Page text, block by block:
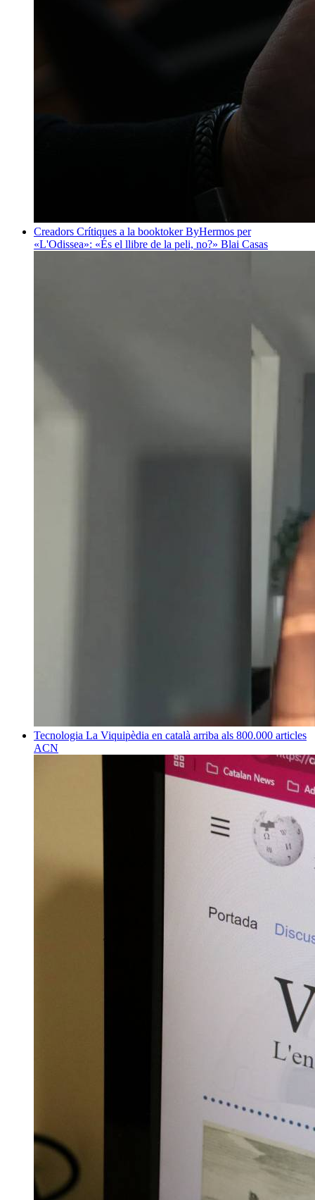
Creadors Crítiques a la booktoker ByHermos per
«L'Odissea»: «És el llibre de la peli, no?» Blai Casas
Tecnologia La Viquipèdia en català arriba als 800.000 articles
ACN